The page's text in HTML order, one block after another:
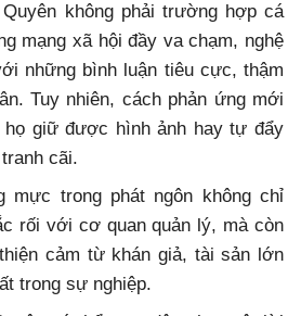
không phải trường hợp cá
mạng xã hội đầy va chạm, nghệ
những bình luận tiêu cực, thậm
Tuy nhiên, cách phản ứng mới
họ giữ được hình ảnh hay tự đẩy
cãi.
mực trong phát ngôn không chỉ
rối với cơ quan quản lý, mà còn
cảm từ khán giả, tài sản lớn
trong sự nghiệp.